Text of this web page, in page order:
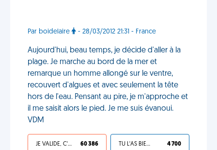
Par boidelaire - 28/03/2012 21:31 - France
Aujourd'hui, beau temps, je décide d'aller à la
plage. Je marche au bord de la mer et
remarque un homme allongé sur le ventre,
recouvert d'algues et avec seulement la tête
hors de l'eau. Pensant au pire, je m'approche et
il me saisit alors le pied. Je me suis évanoui.
VDM
JE VALIDE, C'EST UNE VDM 60 386 TU L'AS BIEN MÉRITÉ 4 700